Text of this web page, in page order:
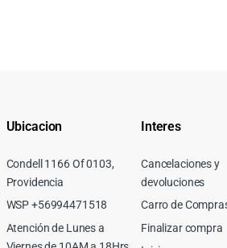
Ubicacion
Condell 1166 Of 0103,
Providencia
WSP +56994471518
Atención de Lunes a
Interes
Cancelaciones y
devoluciones
Carro de
Finalizar compra